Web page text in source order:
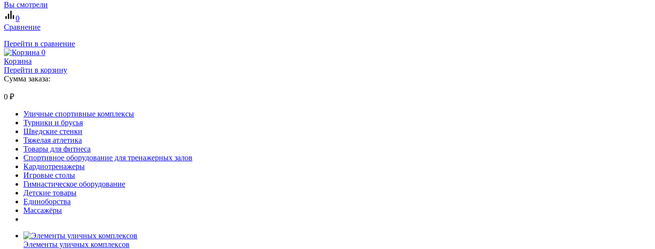
Вы смотрели
0
Сравнение
Перейти в сравнение
0
Корзина
Перейти в корзину
Сумма заказа:
0 ₽
Уличные спортивные комплексы
Турники и брусья
Шведские стенки
Тяжелая атлетика
Товары для фитнеса
Спортивное оборудование для тренажерных залов
Кардиотренажеры
Игровые столы
Гимнастическое оборудование
Детские товары
Единоборства
Массажёры
Элементы уличных комплексов